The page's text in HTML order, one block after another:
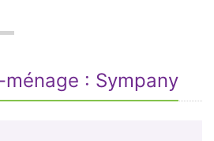
: Sympany